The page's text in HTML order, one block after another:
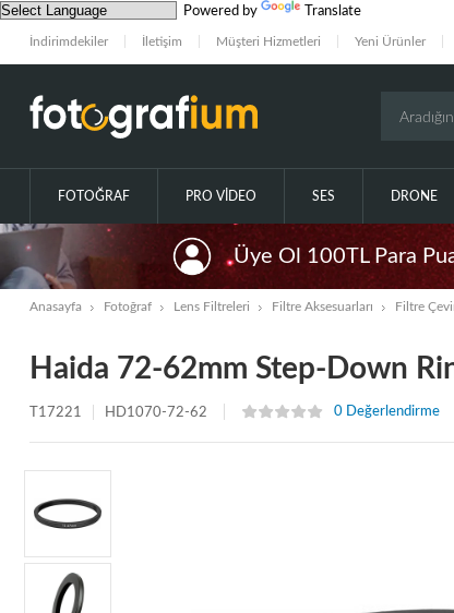
Powered by Translate
İndirimdekiler İletişim Müşteri Hizmetleri Yeni Ürünler
FOTOĞRAF PRO VIDEO SES DRONE
Üye Ol 100TL Para
Anasayfa Fotoğraf Lens Filtreleri Filtre Aksesuarları Filtre
Haida 72-62mm Step-Down
T17221 HD1070-72-62 0 Değerlendirme